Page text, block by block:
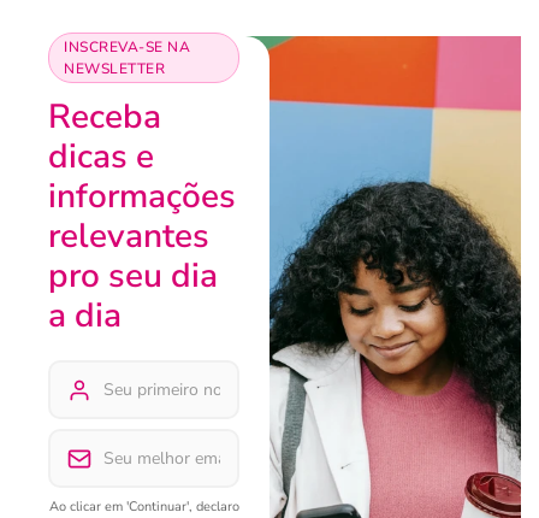
INSCREVA-SE NA
NEWSLETTER
Receba
dicas e
informações
relevantes
pro seu dia
a dia
Ao clicar em 'Continuar', declaro